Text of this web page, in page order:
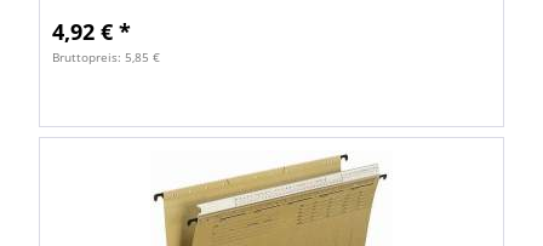
4,92 € *
Bruttopreis: 5,85 €